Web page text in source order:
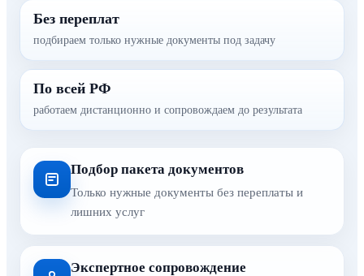
Без переплат
подбираем только нужные документы под задачу
По всей РФ
работаем дистанционно и сопровождаем до результата
Подбор пакета документов
Только нужные документы без переплаты и
лишних услуг
Экспертное сопровождение